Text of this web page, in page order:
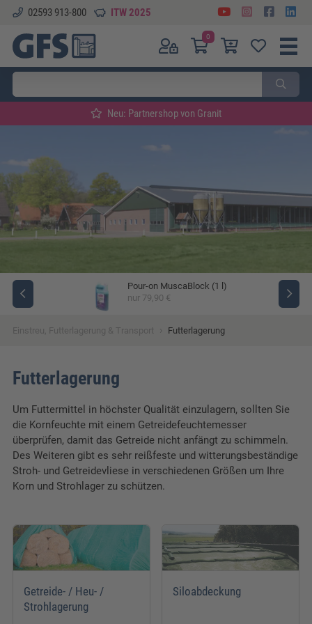
02593 913-800 ITW 2025
0
Neu: Partnershop von Granit
Pour-on MuscaBlock (1 l)
nur 79,90 €
Einstreu, Futterlagerung & Transport Futterlagerung
Futterlagerung
Um Futtermittel in höchster Qualität einzulagern, sollten Sie
die Kornfeuchte mit einem Getreidefeuchtemesser
überprüfen, damit das Getreide nicht anfängt zu schimmeln.
Des Weiteren gibt es sehr reißfeste und witterungsbeständige
Stroh- und Getreidevliese in verschiedenen Größen um Ihre
Korn und Strohlager zu schützen.
Getreide- / Heu- /
Strohlagerung
Siloabdeckung